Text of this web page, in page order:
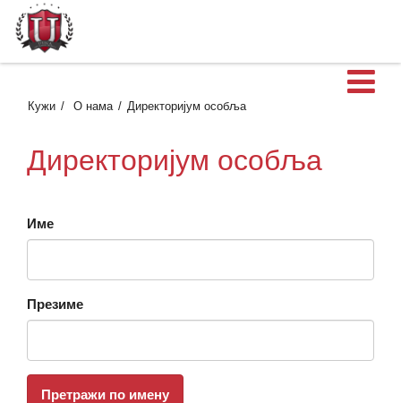
Кужи О нама Директоријум особља
Директоријум особља
Име
Презиме
Претражи по имену